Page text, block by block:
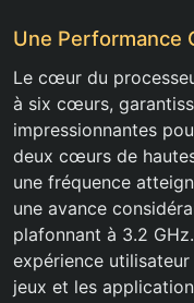
Une Performance
Le cœur du
à six cœurs,
impressionnantes
deux cœurs de
une fréquence
une avance
plafonnant à 3.2
expérience
jeux et les